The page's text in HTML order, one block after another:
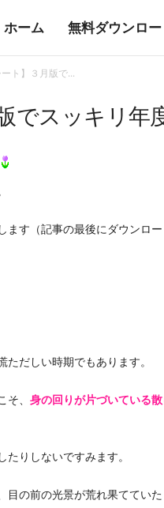
ホーム 無料ダウンロ
ート】３月版で...
でスッキリ年
ます（記事の最後にダウンロ
だしい時期でもあります。
、 身の回りが片づいている
りしないですみます。
の前の光景が荒れ果てていた